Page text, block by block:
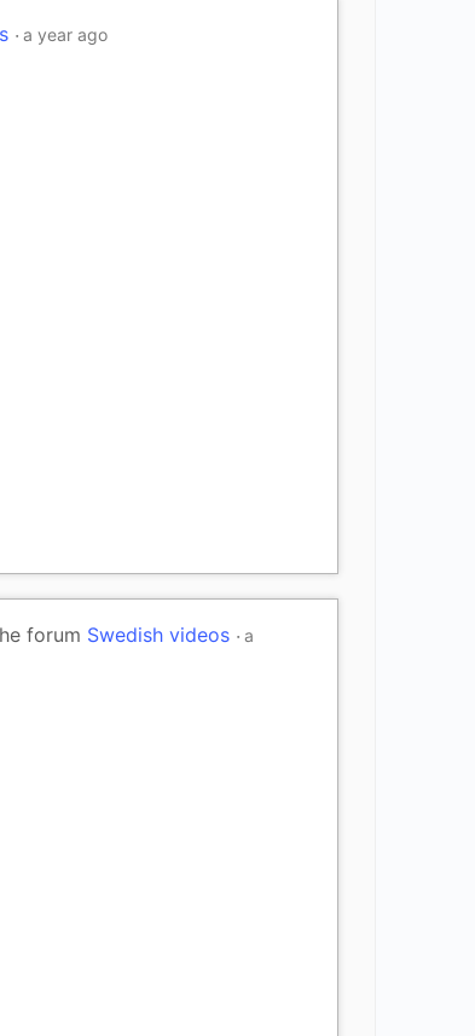
a year ago
forum Swedish videos a